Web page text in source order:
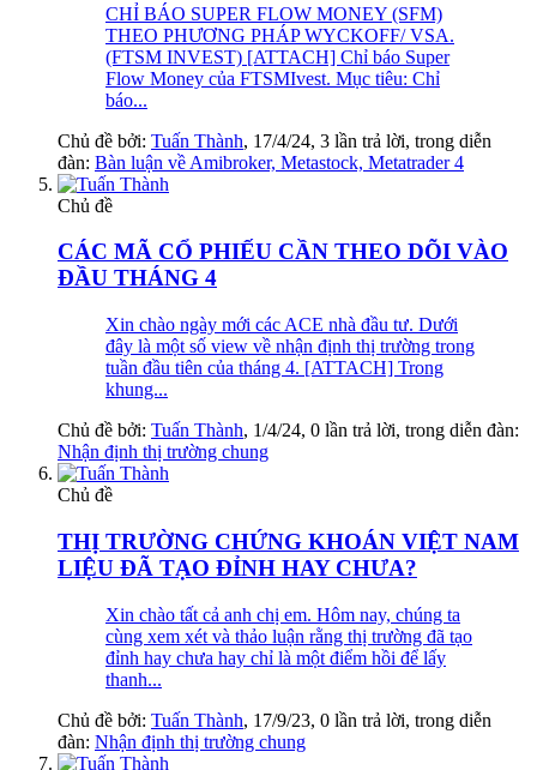
CHỈ BÁO SUPER FLOW MONEY (SFM)
THEO PHƯƠNG PHÁP WYCKOFF/ VSA.
(FTSM INVEST) [ATTACH] Chỉ báo Super
Flow Money của FTSMIvest. Mục tiêu: Chỉ
báo...
Chủ đề bởi: Tuấn Thành, 17/4/24, 3 lần trả lời, trong diễn
đàn: Bàn luận về Amibroker, Metastock, Metatrader 4
Chủ đề
CÁC MÃ CỔ PHIẾU CẦN THEO DÕI VÀO
ĐẦU THÁNG 4
Xin chào ngày mới các ACE nhà đầu tư. Dưới
đây là một số view về nhận định thị trường trong
tuần đầu tiên của tháng 4. [ATTACH] Trong
khung...
Chủ đề bởi: Tuấn Thành, 1/4/24, 0 lần trả lời, trong diễn đàn:
Nhận định thị trường chung
Chủ đề
THỊ TRƯỜNG CHỨNG KHOÁN VIỆT NAM
LIỆU ĐÃ TẠO ĐỈNH HAY CHƯA?
Xin chào tất cả anh chị em. Hôm nay, chúng ta
cùng xem xét và thảo luận rằng thị trường đã tạo
đỉnh hay chưa hay chỉ là một điểm hồi để lấy
thanh...
Chủ đề bởi: Tuấn Thành, 17/9/23, 0 lần trả lời, trong diễn
đàn: Nhận định thị trường chung